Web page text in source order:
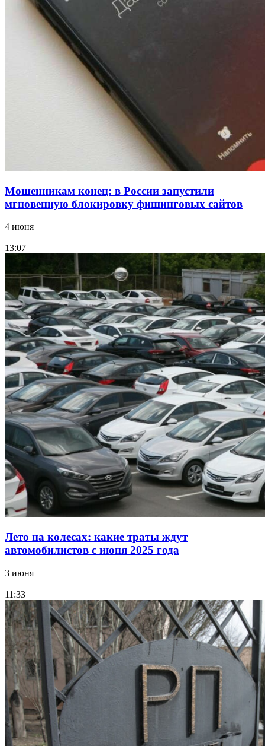
Сладкий праздник в Волгограде: в Центральном
парке прошёл фестиваль „Арбузный переполох“
Волгоградские компании нарастили экспорт:
заключены контракты на 3,6 млн долларов
Мошенникам конец: в России запустили
мгновенную блокировку фишинговых сайтов
4 июня
13:07
Лето на колесах: какие траты ждут
автомобилистов с июня 2025 года
3 июня
11:33